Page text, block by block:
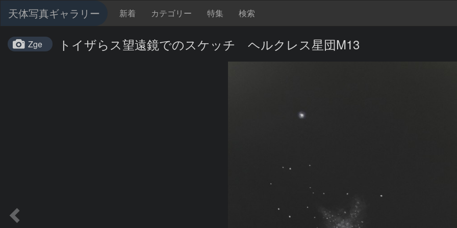
天体写真ギャラリー 新着 カテゴリー 特集 検索
Zge トイザらス望遠鏡でのスケッチ ヘルクレス星団M13